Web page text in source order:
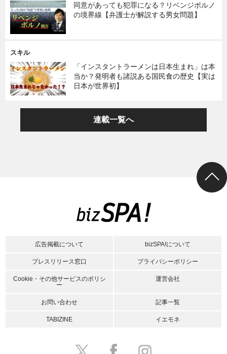
同意があっても犯罪になる？リベンジポルノ
の境界線【弁護士が解説する男女問題】
スキル
「インスタントラーメンは日本生まれ」は本
当か？発明者も諸説ある国民食の歴史【実は
日本が世界初】
連載一覧へ
広告掲載について bizSPA!について
プレスリリース窓口 プライバシーポリシー
Cookie・その他サービスのポリシ
ー
運営会社
お問い合わせ 記事一覧
TABIZINE イエモネ